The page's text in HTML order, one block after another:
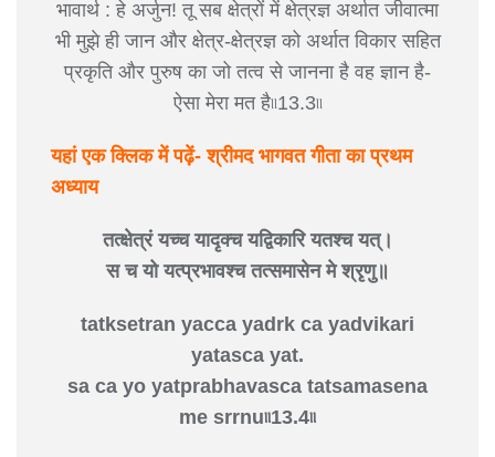
भावार्थ : हे अर्जुन! तू सब क्षेत्रों में क्षेत्रज्ञ अर्थात जीवात्मा
भी मुझे ही जान और क्षेत्र-क्षेत्रज्ञ को अर्थात विकार सहित
प्रकृति और पुरुष का जो तत्व से जानना है वह ज्ञान है-
ऐसा मेरा मत है৷৷13.3৷৷
यहां एक क्लिक में पढ़ें- श्रीमद भागवत गीता का प्रथम
अध्याय
तत्क्षेत्रं यच्च यादृक्च यद्विकारि यतश्च यत्।
स च यो यत्प्रभावश्च तत्समासेन मे श्रृणु॥
tatksetran yacca yadrk ca yadvikari
yatasca yat.
sa ca yo yatprabhavasca tatsamasena
me srrnu৷৷13.4৷৷